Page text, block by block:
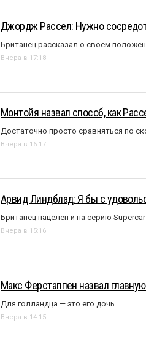
Джордж Рассел: Нужно
Британец рассказал о своём
Вчера в 17:18
Монтойя назвал способ, как
Достаточно просто сравняться по
Вчера в 16:17
Арвид Линдблад: Я бы с
Британец нацелен и на серию
Вчера в 15:16
Макс Ферстаппен назвал
Для голландца — это его дочь
Вчера в 14:15